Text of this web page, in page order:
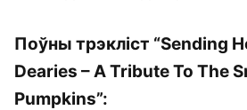
Поўны трэкліст “Sending
Dearies – A Tribute To The
Pumpkins”: